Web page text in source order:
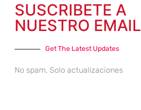
SUSCRIBETE A
NUESTRO EMAIL
Get The Latest Updates
No spam, Solo actualizaciones